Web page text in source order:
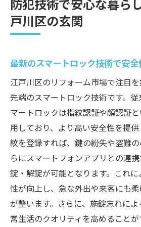
戸川区の玄関
最新のスマートロック技術で安
江戸川区のリフォーム市場で注目
先端のスマートロック技術です。
マートロックは指紋認証や顔認証
用しており、より高い安全性を提
紋を登録すれば、鍵の紛失や盗難
らにスマートフォンアプリとの連
錠・解錠が可能となります。これ
性が向上し、急な外出や来客にも
が整います。さらに、施錠忘れに
常生活のクオリティを高めること